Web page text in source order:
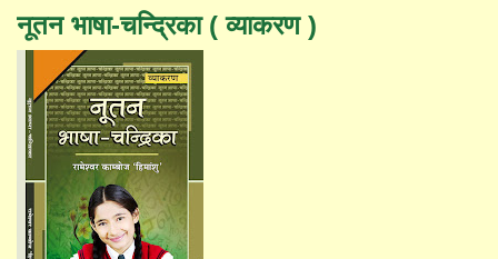
नूतन भाषा-चन्द्रिका ( व्याकरण )